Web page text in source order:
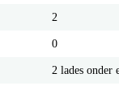
2
0
2 lades onder